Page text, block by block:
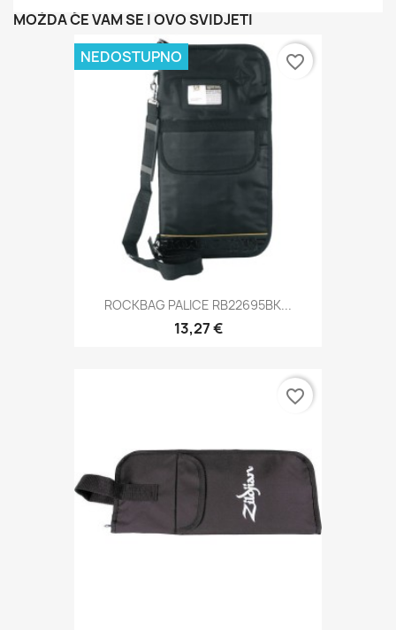
MOŽDA ĆE VAM SE I OVO SVIDJETI
ROCKBAG PALICE RB22695BK...
13,27 €
NEDOSTUPNO favorite_border
favorite_border